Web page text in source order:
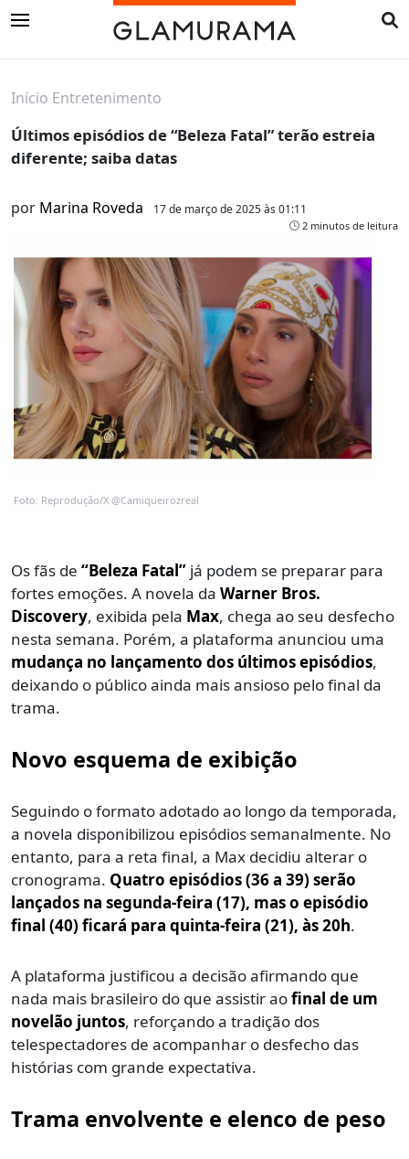
Início Entretenimento
Últimos episódios de “Beleza Fatal” terão estreia
diferente; saiba datas
por Marina Roveda 17 de março de 2025 às 01:11
2 minutos de leitura
Foto: Reprodução/X @Camiqueirozreal
Os fãs de “Beleza Fatal” já podem se preparar para
fortes emoções. A novela da Warner Bros.
Discovery, exibida pela Max, chega ao seu desfecho
nesta semana. Porém, a plataforma anunciou uma
mudança no lançamento dos últimos episódios,
deixando o público ainda mais ansioso pelo final da
trama.
Novo esquema de exibição
Seguindo o formato adotado ao longo da temporada,
a novela disponibilizou episódios semanalmente. No
entanto, para a reta final, a Max decidiu alterar o
cronograma. Quatro episódios (36 a 39) serão
lançados na segunda-feira (17), mas o episódio
final (40) ficará para quinta-feira (21), às 20h.
A plataforma justificou a decisão afirmando que
nada mais brasileiro do que assistir aofinal de um
novelão juntos, reforçando a tradição dos
telespectadores de acompanhar o desfecho das
histórias com grande expectativa.
Trama envolvente e elenco de peso